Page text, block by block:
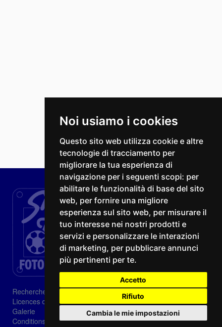
Noi usiamo i cookies
Questo sito web utilizza cookie e altre
tecnologie di tracciamento per
migliorare la tua esperienza di
navigazione per i seguenti scopi: per
abilitare le funzionalità di base del sito
web, per fornire una migliore
esperienza sul sito web, per misurare il
tuo interesse nei nostri prodotti e
servizi e personalizzare le interazioni
di marketing, per pubblicare annunci
più pertinenti per te.
Accetto
Rifiuto
Cambia le mie impostazioni
Recherche
Licences d'image
Galerie
Conditions de vente